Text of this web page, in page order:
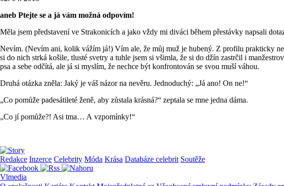
aneb Ptejte se a já vám možná odpovím!
Měla jsem představení ve Strakonicích a jako vždy mi diváci během přestávky napsali
Nevím. (Nevím ani, kolik vážím já!) Vím ale, že můj muž je hubený. Z profilu prakticky
si do nich strká košile, tlusté svetry a tuhle jsem si všimla, že si do džín zastrčil i
psa a sebe odčítá, ale já si myslím, že nechce být konfrontován se svou muší váhou.
Druhá otázka zněla: Jaký je váš názor na nevěru. Jednoduchý: „Já ano! On ne!“
„Co pomůže padesátileté ženě, aby zůstala krásná?“ zeptala se mne jedna dáma.
„Co jí pomůže?! Asi tma… A vzpomínky!“
Redakce Inzerce Celebrity Móda Krása Databáze celebrit Soutěže
Vlmedia